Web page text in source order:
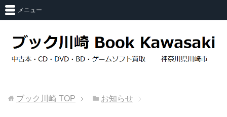
メニュー
ブック川崎 TOP お知らせ